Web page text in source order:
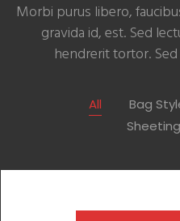
Morbi purus libero,
gravida id, est. Sed
hendrerit tortor.
All Bag